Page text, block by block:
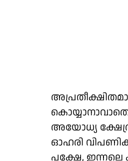
അയോധ്യ
ഓഹരി
പക്ഷേ, ഇന്നലെ